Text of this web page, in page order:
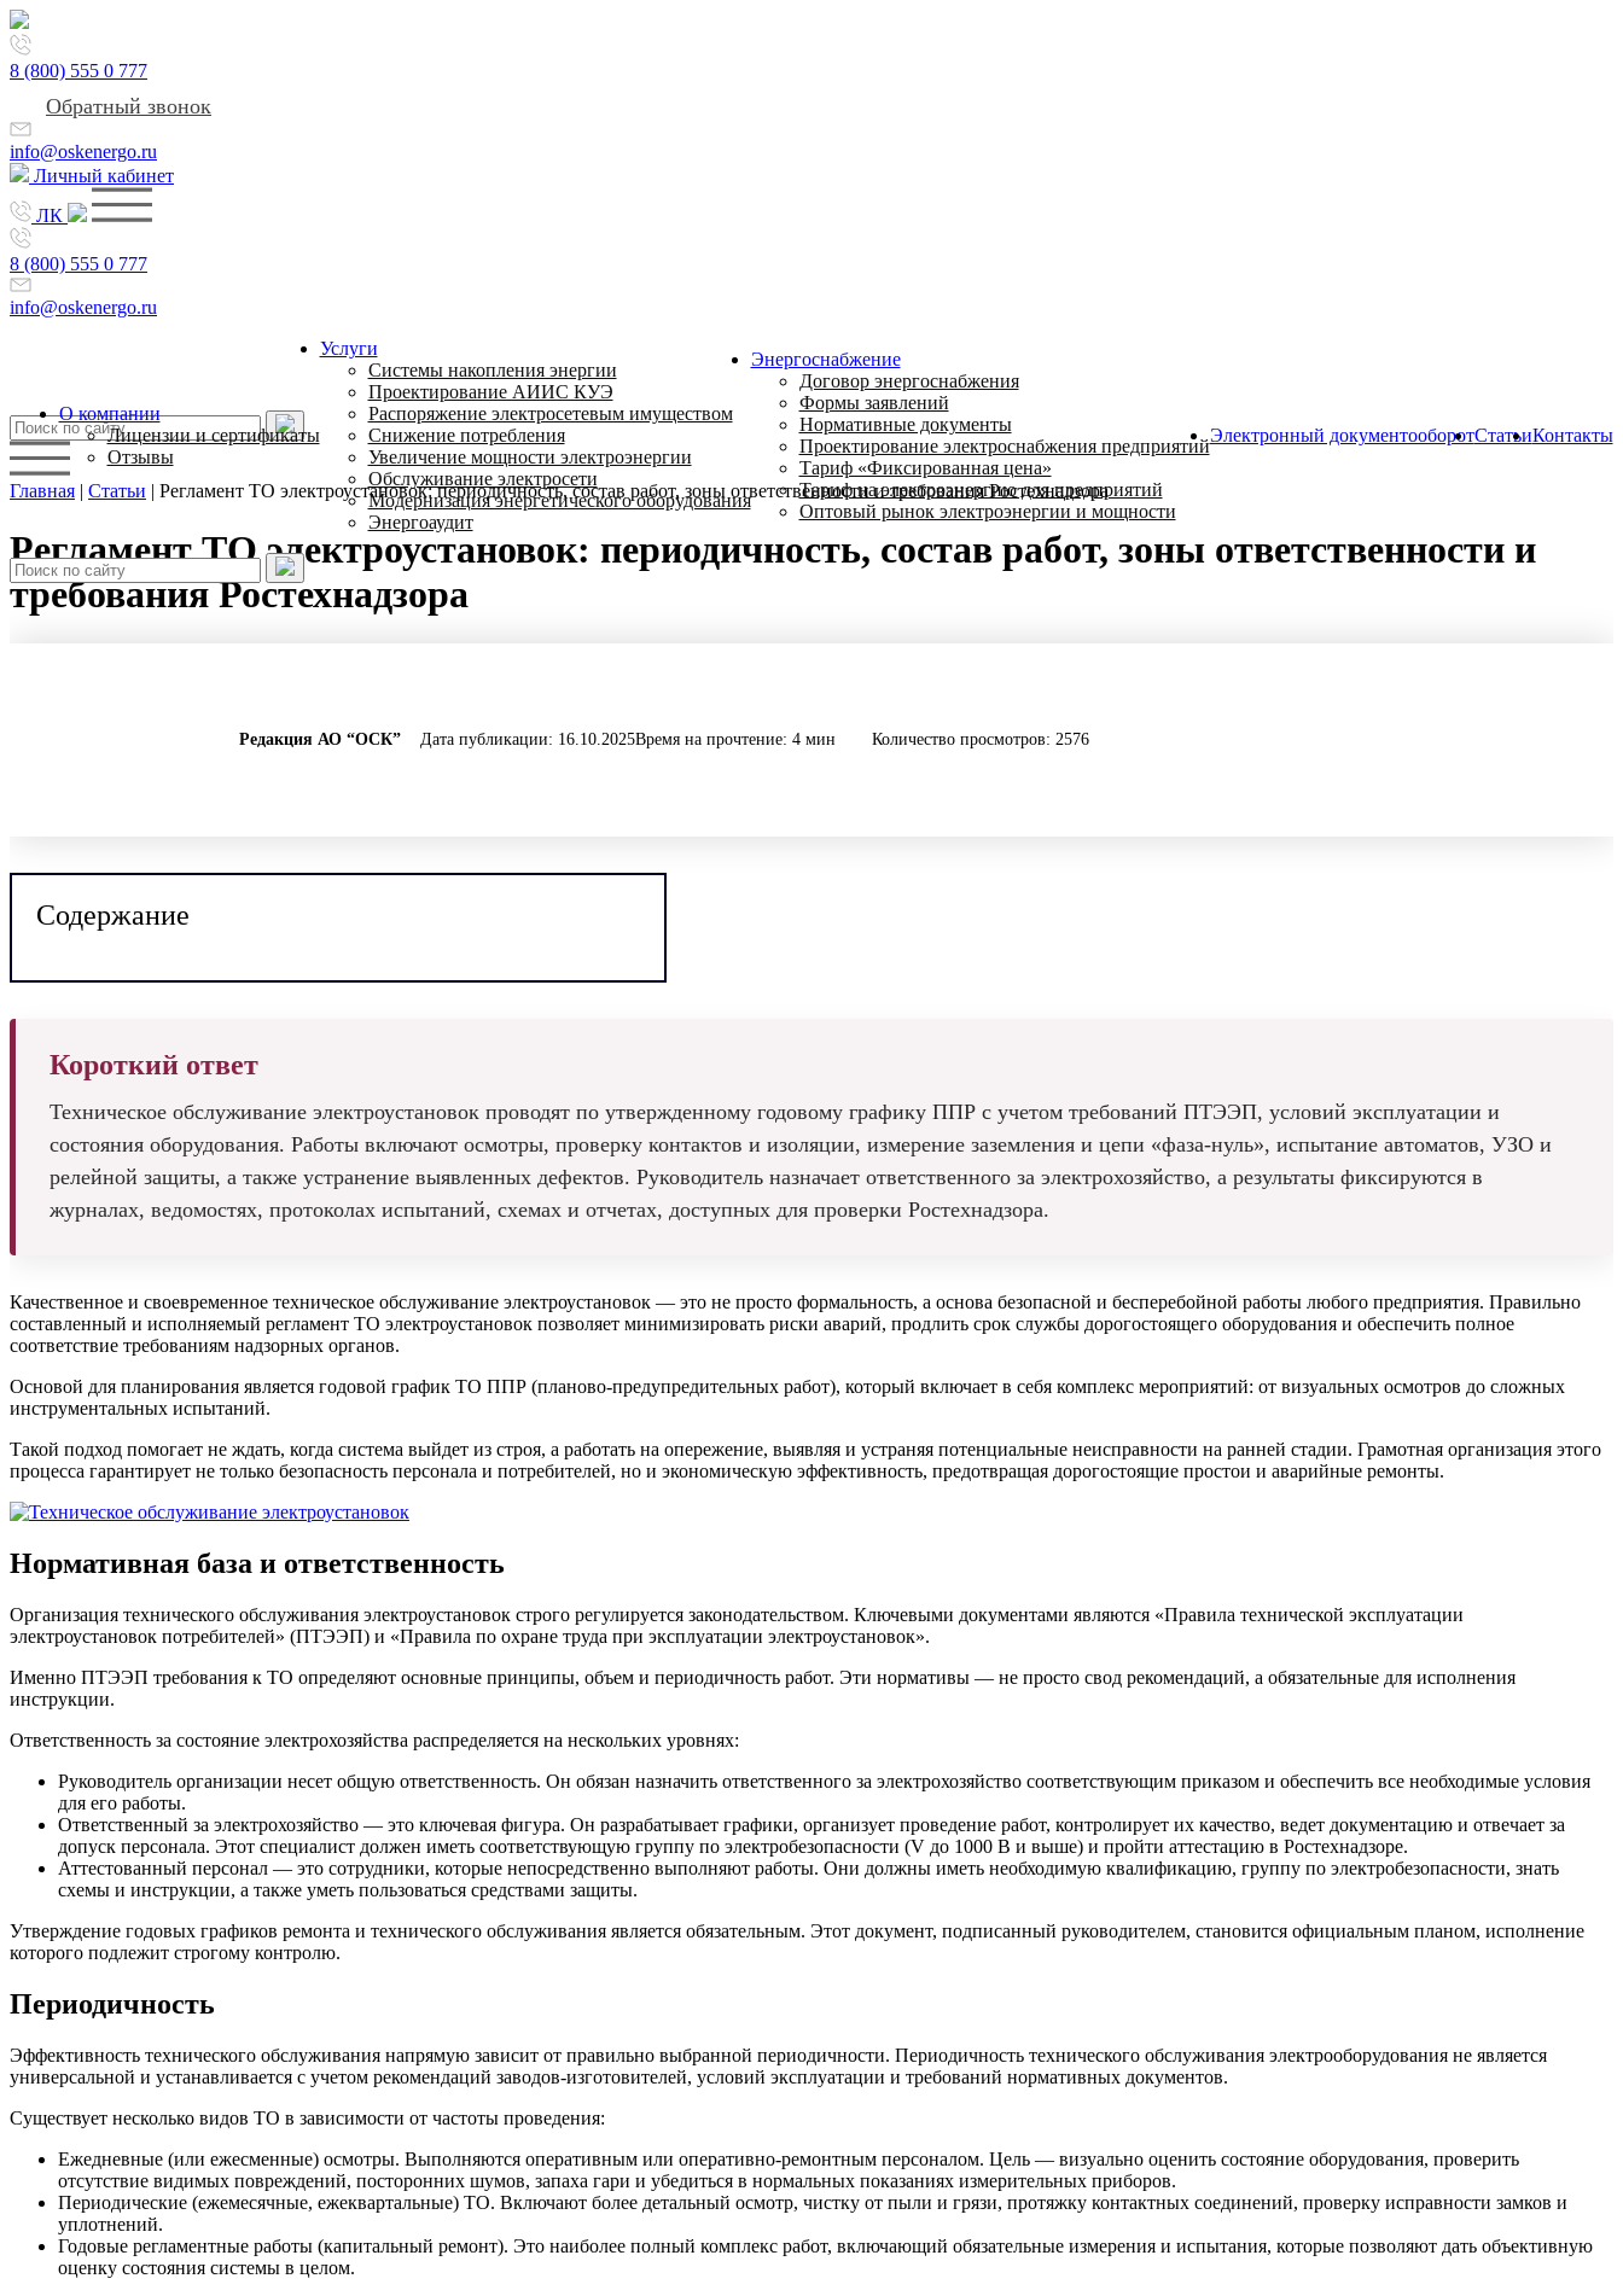
8 (800) 555 0 777
Обратный звонок
info@oskenergo.ru
Личный кабинет
ЛК
8 (800) 555 0 777
info@oskenergo.ru
О компании
Лицензии и сертификаты
Отзывы
Услуги
Системы накопления энергии
Проектирование АИИС КУЭ
Распоряжение электросетевым имуществом
Снижение потребления
Увеличение мощности электроэнергии
Обслуживание электросети
Модернизация энергетического оборудования
Энергоаудит
Энергоснабжение
Договор энергоснабжения
Формы заявлений
Нормативные документы
Проектирование электроснабжения предприятий
Тариф «Фиксированная цена»
Тариф на электроэнергию для предприятий
Оптовый рынок электроэнергии и мощности
Электронный документооборотСтатьиКонтакты
Главная | Статьи | Регламент ТО электроустановок: периодичность, состав работ, зоны ответственности и требования Ростехнадзора
Регламент ТО электроустановок: периодичность, состав работ, зоны ответственности и
требования Ростехнадзора
Редакция АО “ОСК” Дата публикации: 16.10.2025Время на прочтение: 4 мин Количество просмотров: 2576
Содержание
Короткий ответ
Техническое обслуживание электроустановок проводят по утвержденному годовому графику ППР с учетом требований ПТЭЭП, условий эксплуатации и
состояния оборудования. Работы включают осмотры, проверку контактов и изоляции, измерение заземления и цепи «фаза-нуль», испытание автоматов, УЗО и
релейной защиты, а также устранение выявленных дефектов. Руководитель назначает ответственного за электрохозяйство, а результаты фиксируются в
журналах, ведомостях, протоколах испытаний, схемах и отчетах, доступных для проверки Ростехнадзора.
Качественное и своевременное техническое обслуживание электроустановок — это не просто формальность, а основа безопасной и бесперебойной работы любого предприятия. Правильно
составленный и исполняемый регламент ТО электроустановок позволяет минимизировать риски аварий, продлить срок службы дорогостоящего оборудования и обеспечить полное
соответствие требованиям надзорных органов.
Основой для планирования является годовой график ТО ППР (планово-предупредительных работ), который включает в себя комплекс мероприятий: от визуальных осмотров до сложных
инструментальных испытаний.
Такой подход помогает не ждать, когда система выйдет из строя, а работать на опережение, выявляя и устраняя потенциальные неисправности на ранней стадии. Грамотная организация этого
процесса гарантирует не только безопасность персонала и потребителей, но и экономическую эффективность, предотвращая дорогостоящие простои и аварийные ремонты.
Нормативная база и ответственность
Организация технического обслуживания электроустановок строго регулируется законодательством. Ключевыми документами являются «Правила технической эксплуатации
электроустановок потребителей» (ПТЭЭП) и «Правила по охране труда при эксплуатации электроустановок».
Именно ПТЭЭП требования к ТО определяют основные принципы, объем и периодичность работ. Эти нормативы — не просто свод рекомендаций, а обязательные для исполнения
инструкции.
Ответственность за состояние электрохозяйства распределяется на нескольких уровнях:
Руководитель организации несет общую ответственность. Он обязан назначить ответственного за электрохозяйство соответствующим приказом и обеспечить все необходимые условия
для его работы.
Ответственный за электрохозяйство — это ключевая фигура. Он разрабатывает графики, организует проведение работ, контролирует их качество, ведет документацию и отвечает за
допуск персонала. Этот специалист должен иметь соответствующую группу по электробезопасности (V до 1000 В и выше) и пройти аттестацию в Ростехнадзоре.
Аттестованный персонал — это сотрудники, которые непосредственно выполняют работы. Они должны иметь необходимую квалификацию, группу по электробезопасности, знать
схемы и инструкции, а также уметь пользоваться средствами защиты.
Утверждение годовых графиков ремонта и технического обслуживания является обязательным. Этот документ, подписанный руководителем, становится официальным планом, исполнение
которого подлежит строгому контролю.
Периодичность
Эффективность технического обслуживания напрямую зависит от правильно выбранной периодичности. Периодичность технического обслуживания электрооборудования не является
универсальной и устанавливается с учетом рекомендаций заводов-изготовителей, условий эксплуатации и требований нормативных документов.
Существует несколько видов ТО в зависимости от частоты проведения:
Ежедневные (или ежесменные) осмотры. Выполняются оперативным или оперативно-ремонтным персоналом. Цель — визуально оценить состояние оборудования, проверить
отсутствие видимых повреждений, посторонних шумов, запаха гари и убедиться в нормальных показаниях измерительных приборов.
Периодические (ежемесячные, ежеквартальные) ТО. Включают более детальный осмотр, чистку от пыли и грязи, протяжку контактных соединений, проверку исправности замков и
уплотнений.
Годовые регламентные работы (капитальный ремонт). Это наиболее полный комплекс работ, включающий обязательные измерения и испытания, которые позволяют дать объективную
оценку состояния системы в целом.